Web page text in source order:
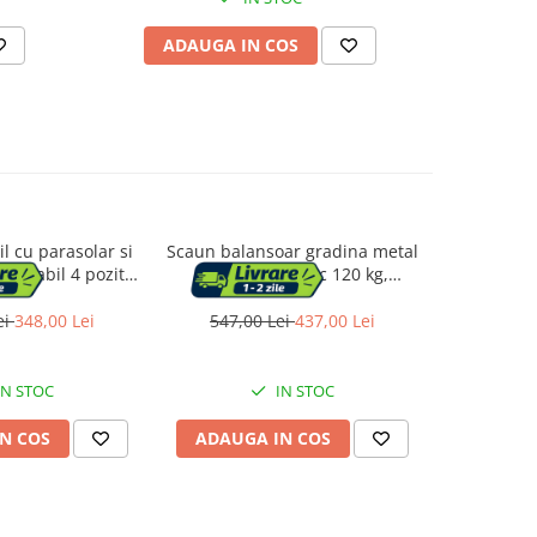
ADAUGA IN COS
cu parasolar si
4 pozitii,
respirabila,
cm, gri
348,00 Lei
STOC
COS
Scaun balansoar gradina metal
textil ergonomic 120 kg,
60x104x95 cm, confortabil, gri
547,00 Lei437,00 Lei
IN STOC
ADAUGA IN COS